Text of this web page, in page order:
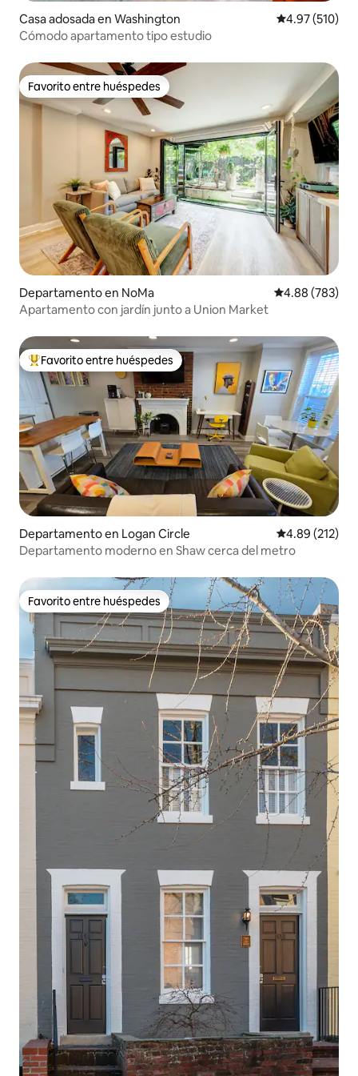
Casa adosada en Washington Calificación
4.97 (510)
Cómodo apartamento tipo estudio
Favorito entre huéspedes
Favorito entre huéspedes
Departamento en NoMa Calificación
4.88 (783)
Apartamento con jardín junto a Union Market
De los mejores en Favorito entre huéspedes
Favorito entre huéspedes
Departamento en Logan Circle Calificación
4.89 (212)
Departamento moderno en Shaw cerca del metro
Favorito entre huéspedes
Favorito entre huéspedes